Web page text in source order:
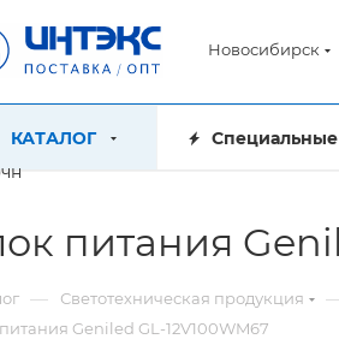
Новосибирск
КАТАЛОГ
питания
— Светотехническая продукция
Geniled GL-12V100WM67